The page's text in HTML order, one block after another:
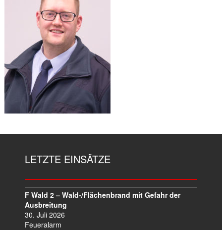
LETZTE EINSÄTZE
F Wald 2 – Wald-/Flächenbrand mit Gefahr der
Ausbreitung
30. Juli 2026
Feueralarm